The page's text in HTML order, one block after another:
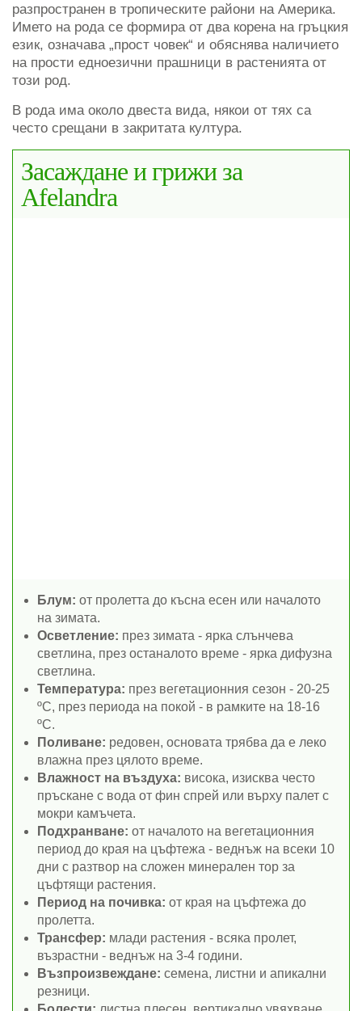
разпространен в тропическите райони на Америка.
Името на рода се формира от два корена на гръцкия
език, означава „прост човек“ и обяснява наличието
на прости едноезични прашници в растенията от
този род.
В рода има около двеста вида, някои от тях са
често срещани в закритата култура.
Засаждане и грижи за
Afelandra
Блум: от пролетта до късна есен или началото
на зимата.
Осветление: през зимата - ярка слънчева
светлина, през останалото време - ярка дифузна
светлина.
Температура: през вегетационния сезон - 20-25
ºC, през периода на покой - в рамките на 18-16
ºC.
Поливане: редовен, основата трябва да е леко
влажна през цялото време.
Влажност на въздуха: висока, изисква често
пръскане с вода от фин спрей или върху палет с
мокри камъчета.
Подхранване: от началото на вегетационния
период до края на цъфтежа - веднъж на всеки 10
дни с разтвор на сложен минерален тор за
цъфтящи растения.
Период на почивка: от края на цъфтежа до
пролетта.
Трансфер: млади растения - всяка пролет,
възрастни - веднъж на 3-4 години.
Възпроизвеждане: семена, листни и апикални
резници.